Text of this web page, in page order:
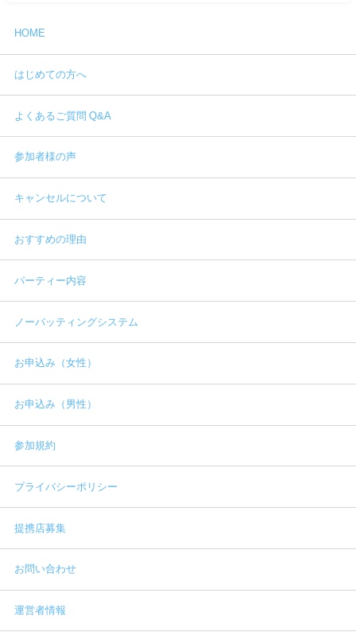
HOME
はじめての方へ
よくあるご質問 Q&A
参加者様の声
キャンセルについて
おすすめの理由
パーティー内容
ノーバッティングシステム
お申込み（女性）
お申込み（男性）
参加規約
プライバシーポリシー
提携店募集
お問い合わせ
運営者情報